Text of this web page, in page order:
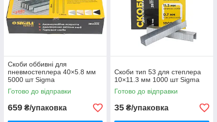
Скоби оббивні для
пневмостеплера 40×5.8 мм
5000 шт Sigma
Готово до відправки
659 ₴/упаковка
Скоби тип 53 для степлера
10×11.3 мм 1000 шт Sigma
Готово до відправки
35 ₴/упаковка